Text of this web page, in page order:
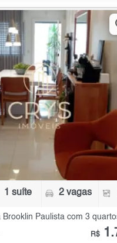
1 suíte 2 vagas
Paulista com 3
R$